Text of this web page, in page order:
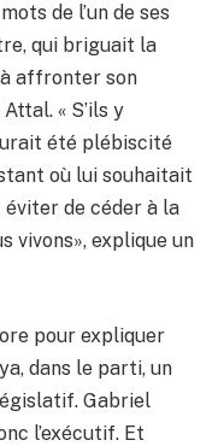
de l’un de ses
qui briguait la
à affronter son
« S’ils y
été plébiscité
où lui souhaitait
de céder à la
vivons», explique un
pour expliquer
dans le parti, un
Gabriel
l’exécutif. Et